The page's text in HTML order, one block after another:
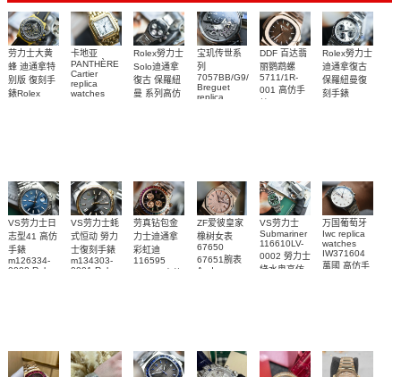
劳力士大黄
蜂 迪通拿特
别版 復刻手
錶Rolex
卡地亚
PANTHÈRE
Cartier
replica
watches
Rolex勞力士
Solo迪通拿
復古 保羅紐
曼 系列高仿
宝玑传世系
列
7057BB/G9/9W6
Breguet
replica
DDF 百达翡
丽鹦鹉螺
5711/1R-
001 高仿手
Rolex勞力士
迪通拿復古
保羅紐曼復
刻手錶
VS劳力士日
志型41 高仿
手錶
m126334-
0002 Rolex
VS劳力士蚝
式恒动 勞力
士復刻手錶
m134303-
0001 Rolex
劳真钻包金
力士迪通拿
彩虹迪
116595
ZF爱彼皇家
橡树女表
67650
67651腕表
Audemars
VS劳力士
Submariner
116610LV-
0002 勞力士
綠水鬼高仿
万国葡萄牙
Iwc replica
watches
IW371604
萬國 高仿手